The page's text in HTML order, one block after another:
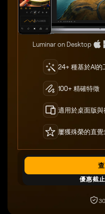
Luminar on Desktop
24+ 種基於AI的
100+ 精確特徵
適用於桌面版
屢獲殊榮的直
優惠截